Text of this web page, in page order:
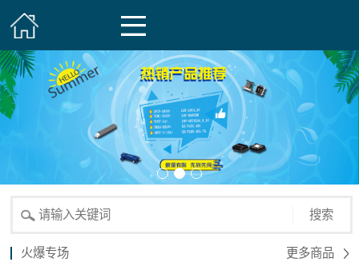
搜索
火爆专场 更多商品